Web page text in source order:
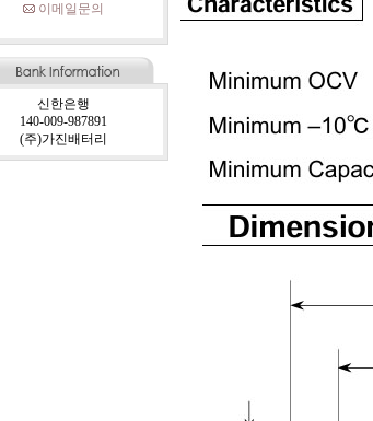
이메일문의
신한은행
140-009-987891
(주)가진배터리